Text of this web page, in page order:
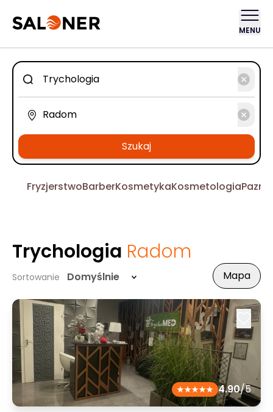
MENU
Szukaj
FryzjerstwoBarberKosmetykaKosmetologia
Trychologia Radom
Sortowanie Domyślnie Mapa
4.90/5